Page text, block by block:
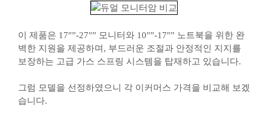
이 제품은 17″”-27″” 모니터와 10″”-17″” 노트북을 위한 완
벽한 지원을 제공하며, 부드러운 조절과 안정적인 지지를
보장하는 고급 가스 스프링 시스템을 탑재하고 있습니다.
그럼 모델을 선정하였으니 각 이커머스 가격을 비교해 보겠
습니다.